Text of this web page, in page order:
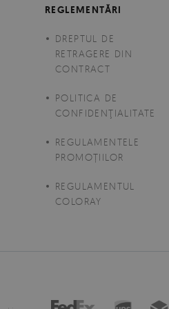
moderne, tapetul vlies este complet
este mai groasă decât în cazul altor
neregularităților de pe suprafața
clasicul și modernitatea, de aceea
Montarea necesită
perete, nu pe tapet).
REGLEMENTĂRI
DREPTUL DE
RETRAGERE DIN
CONTRACT
POLITICA DE
CONFIDENŢIALITATE
REGULAMENTELE
PROMOȚIILOR
REGULAMENTUL
COLORAY